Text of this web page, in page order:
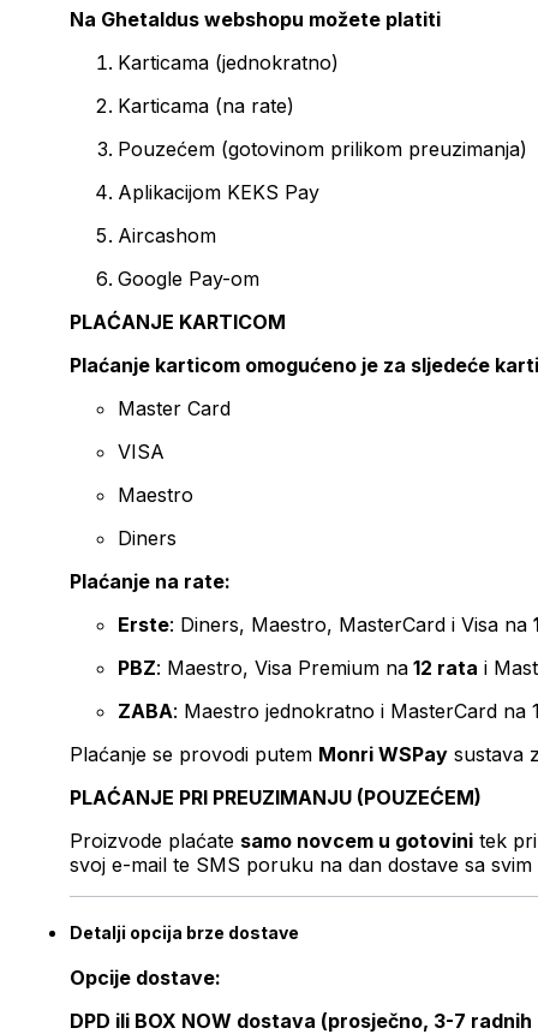
Na Ghetaldus webshopu možete platiti
Karticama (jednokratno)
Karticama (na rate)
Pouzećem (gotovinom prilikom preuzimanja)
Aplikacijom KEKS Pay
Aircashom
Google Pay-om
PLAĆANJE KARTICOM
Plaćanje karticom omogućeno je za sljedeće
Master Card
VISA
Maestro
Diners
Plaćanje na rate:
Erste: Diners, Maestro, MasterCard i Visa na
PBZ: Maestro, Visa Premium na 12 rata i
ZABA: Maestro jednokratno i MasterCard na
Plaćanje se provodi putem Monri WSPay sustava
PLAĆANJE PRI PREUZIMANJU (POUZEĆEM)
Proizvode plaćate samo novcem u gotovini tek
svoj e-mail te SMS poruku na dan dostave sa svim
Detalji opcija brze dostave
Opcije dostave:
DPD ili BOX NOW dostava (prosječno, 3-7 radnih